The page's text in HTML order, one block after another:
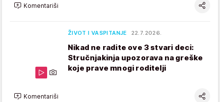
Komentariši
ŽIVOT I VASPITANJE 22.7.2026.
Nikad ne radite ove 3 stvari deci:
Stručnjakinja upozorava na greške
koje prave mnogi roditelji
Komentariši